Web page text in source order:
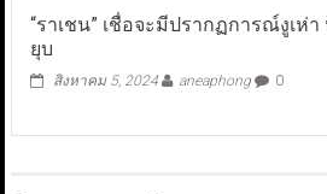
“ราเชน” เชื่อจะมีปรากฏการณ์งูเห่
ยุบ
สิงหาคม 5, 2024 aneaphong 0